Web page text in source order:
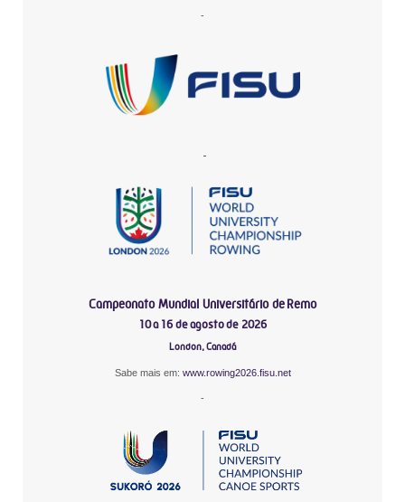
-
-
Campeonato Mundial Universitário de Remo
10 a 16 de agosto de 2026
London, Canadá
Sabe mais em: www.rowing2026.fisu.net
-